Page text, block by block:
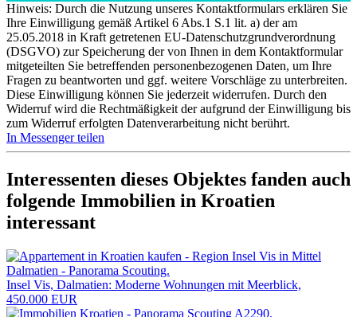
Hinweis: Durch die Nutzung unseres Kontaktformulars erklären Sie
Ihre Einwilligung gemäß Artikel 6 Abs.1 S.1 lit. a) der am
25.05.2018 in Kraft getretenen EU-Datenschutzgrundverordnung
(DSGVO) zur Speicherung der von Ihnen in dem Kontaktformular
mitgeteilten Sie betreffenden personenbezogenen Daten, um Ihre
Fragen zu beantworten und ggf. weitere Vorschläge zu unterbreiten.
Diese Einwilligung können Sie jederzeit widerrufen. Durch den
Widerruf wird die Rechtmäßigkeit der aufgrund der Einwilligung bis
zum Widerruf erfolgten Datenverarbeitung nicht berührt.
In Messenger teilen
Interessenten dieses Objektes fanden auch
folgende Immobilien in Kroatien
interessant
Insel Vis, Dalmatien: Moderne Wohnungen mit Meerblick,
450.000 EUR